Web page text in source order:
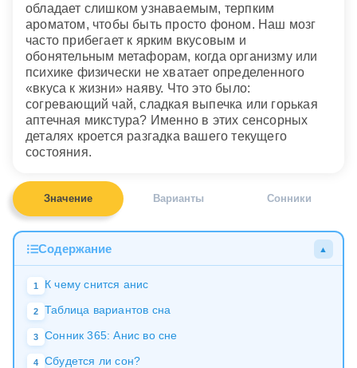
обладает слишком узнаваемым, терпким
ароматом, чтобы быть просто фоном. Наш мозг
часто прибегает к ярким вкусовым и
обонятельным метафорам, когда организму или
психике физически не хватает определенного
«вкуса к жизни» наяву. Что это было:
согревающий чай, сладкая выпечка или горькая
аптечная микстура? Именно в этих сенсорных
деталях кроется разгадка вашего текущего
состояния.
Значение Варианты Сонники
Содержание ▲
1 К чему снится анис
2 Таблица вариантов сна
3 Сонник 365: Анис во сне
4 Сбудется ли сон?